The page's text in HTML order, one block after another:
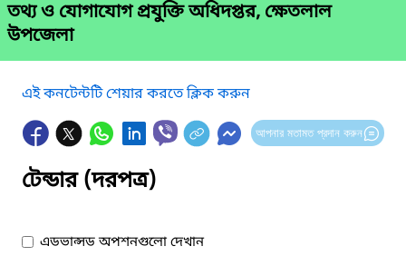
তথ্য ও যোগাযোগ প্রযুক্তি অধিদপ্তর, ক্ষেতলাল
উপজেলা
এই কনটেন্টটি শেয়ার করতে ক্লিক করুন
আপনার মতামত প্রদান করুন
টেন্ডার (দরপত্র)
এডভান্সড অপশনগুলো দেখান